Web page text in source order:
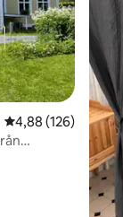
4,88 av 5 i
4,88 (126)